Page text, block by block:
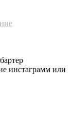
инстаграмм или